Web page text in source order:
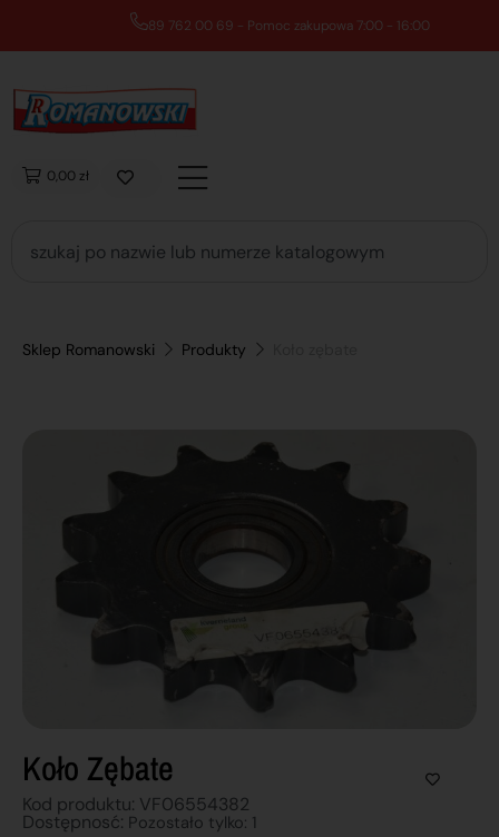
89 762 00 69 - Pomoc zakupowa 7:00 - 16:00
0,00 zł
Sklep Romanowski Produkty
Koło Zębate
Kod produktu: VF06554382
Dostępnosć: Pozostało tylko: 1